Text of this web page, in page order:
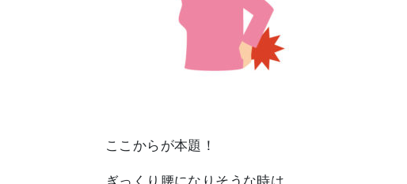
ここからが本題！